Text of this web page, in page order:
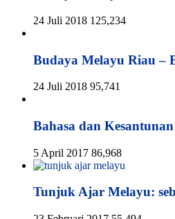
24 Juli 2018 125,234
Budaya Melayu Riau –
24 Juli 2018 95,741
Bahasa dan
5 April 2017 86,968
Tunjuk Ajar Melayu: